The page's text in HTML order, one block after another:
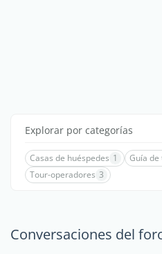
Explorar por categorías
Casas de huéspedes 1 Guía
Tour-operadores 3
Conversaciones del